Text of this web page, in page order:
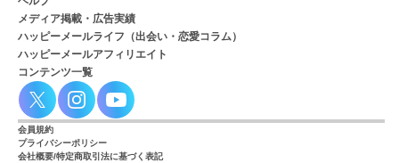
メディア掲載・広告実績
ハッピーメールライフ（出会い・恋愛コラム）
ハッピーメールアフィリエイト
コンテンツ一覧
会員規約
プライバシーポリシー
会社概要/特定商取引法に基づく表記